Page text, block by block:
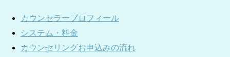
カウンセラープロフィール
システム・料金
カウンセリングお申込みの流れ